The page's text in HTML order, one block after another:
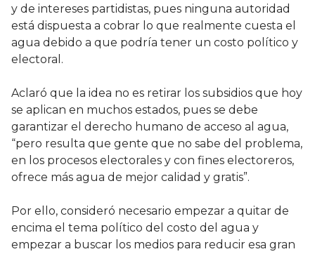
y de intereses partidistas, pues ninguna autoridad
está dispuesta a cobrar lo que realmente cuesta el
agua debido a que podría tener un costo político y
electoral.
Aclaró que la idea no es retirar los subsidios que hoy
se aplican en muchos estados, pues se debe
garantizar el derecho humano de acceso al agua,
“pero resulta que gente que no sabe del problema,
en los procesos electorales y con fines electoreros,
ofrece más agua de mejor calidad y gratis”.
Por ello, consideró necesario empezar a quitar de
encima el tema político del costo del agua y
empezar a buscar los medios para reducir esa gran